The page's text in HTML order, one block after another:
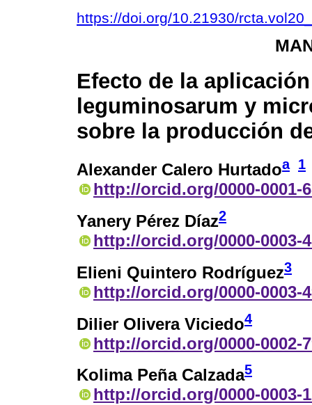
https://doi.org/10.21930/
Efecto de la
leguminosarum y
sobre la producción
Alexander Calero Hurtadoa 1
http://orcid.org/0000-0001-
Yanery Pérez Díaz2
http://orcid.org/0000-0003-
Elieni Quintero Rodríguez3
http://orcid.org/0000-0003-
Dilier Olivera Viciedo4
http://orcid.org/0000-0002-
Kolima Peña Calzada5
http://orcid.org/0000-0003-